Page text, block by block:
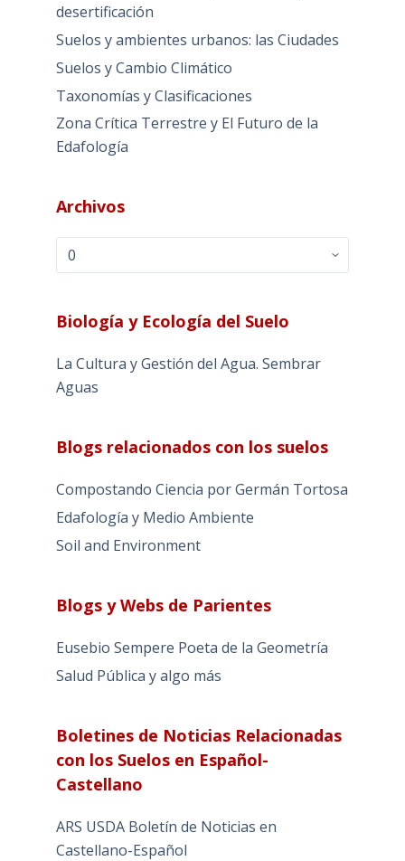
desertificación
Suelos y ambientes urbanos: las Ciudades
Suelos y Cambio Climático
Taxonomías y Clasificaciones
Zona Crítica Terrestre y El Futuro de la
Edafología
Archivos
Archivos
Biología y Ecología del Suelo
La Cultura y Gestión del Agua. Sembrar
Aguas
Blogs relacionados con los suelos
Compostando Ciencia por Germán Tortosa
Edafología y Medio Ambiente
Soil and Environment
Blogs y Webs de Parientes
Eusebio Sempere Poeta de la Geometría
Salud Pública y algo más
Boletines de Noticias Relacionadas
con los Suelos en Español-
Castellano
ARS USDA Boletín de Noticias en
Castellano-Español